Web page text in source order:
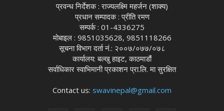
प्रवन्ध निर्देशक : राज्यलक्ष्मि महर्जन (शाक्य)
प्रधान सम्पादक : प्रीति रमण
सम्पर्क : 01-4336275
मोबाइल : 9851035628, 9851118266
सूचना विभाग दर्ता नं.: २००७/०७७/०७८
कार्यालय: बल्खु हाइट, काठमाडौं
सर्वाधिकार स्वाभिमानी प्रकाशन प्रा.लि. मा सुरक्षित
Contact us: swavinepal@gmail.com